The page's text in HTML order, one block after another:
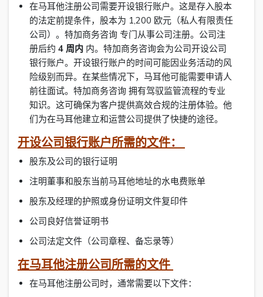
在马耳他注册公司需要开设银行账户。这是存入股本
的法定前提条件，股本为 1,200 欧元（私人有限责任
公司）。特加商务咨询 专门从事公司注册。公司注
册后约 4 周内 内。特加商务咨询会为公司开设公司
银行账户。开设银行账户的时间可能因业务活动的风
险级别而异。在某些情况下，马耳他可能需要申请人
前往面试。特加商务咨询 拥有驾驭监管流程的专业
知识。这可确保为客户提供高效合规的注册体验。他
们为在马耳他建立和运营公司提供了快捷的途径。
开设公司银行账户所需的文件：
股东及公司的银行证明
注明董事和股东当前马耳他地址的水电费账单
股东及经理的护照或身份证明文件复印件
公司良好信誉证明书
公司法定文件（公司章程、备忘录等）
在马耳他注册公司所需的文件
在马耳他注册公司时，通常需要以下文件：